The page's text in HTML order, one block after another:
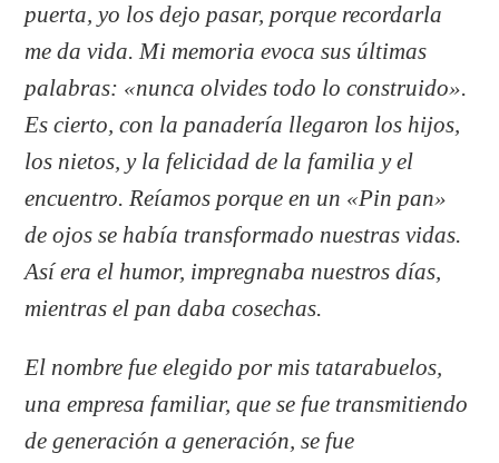
puerta, yo los dejo pasar, porque recordarla
me da vida. Mi memoria evoca sus últimas
palabras: «nunca olvides todo lo construido».
Es cierto, con la panadería llegaron los hijos,
los nietos, y la felicidad de la familia y el
encuentro. Reíamos porque en un «Pin pan»
de ojos se había transformado nuestras vidas.
Así era el humor, impregnaba nuestros días,
mientras el pan daba cosechas.
El nombre fue elegido por mis tatarabuelos,
una empresa familiar, que se fue transmitiendo
de generación a generación, se fue